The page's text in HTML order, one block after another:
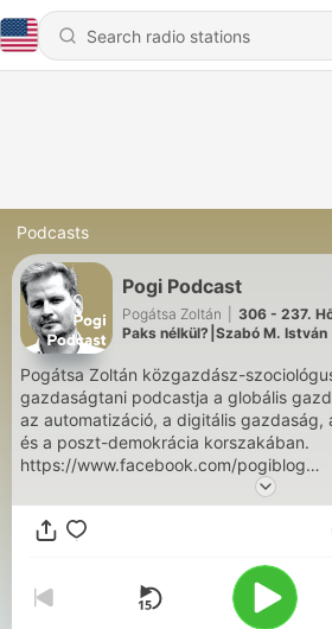
Podcasts
Pogi Podcast
Pogátsa Zoltán
306 - 237.
Paks nélkül?⎮Szabó M. István
Pogátsa Zoltán közgazdász-
gazdaságtani podcastja a globális
az automatizáció, a digitális gazdaság,
és a poszt-demokrácia korszakában.
https://www.facebook.com/pogiblog
https://www.patreon.com/pogipodcast